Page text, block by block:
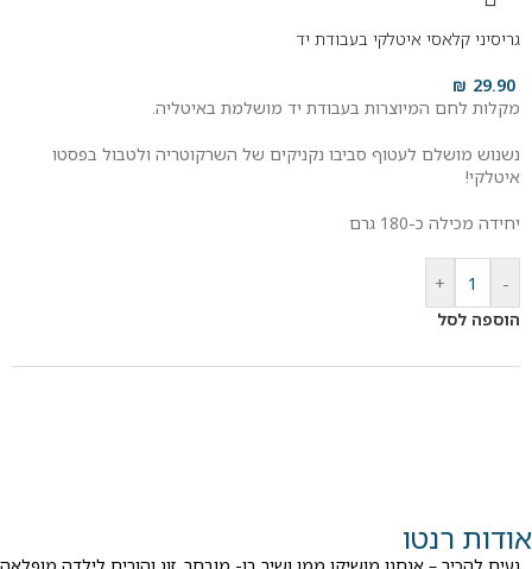
גריסיני קלאסי איטלקי בעבודת יד
29.90
₪
מקלות לחם המיוצרות בעבודת יד מושלמת באיטליה.
נשנוש מושלם לעטוף סביבו נקניקים של השרקוטריה ולטבול בפסטו
איטלקי!
יחידה מכילה כ-180 גרם
-
+
הוספה לסל
אודות רנטו